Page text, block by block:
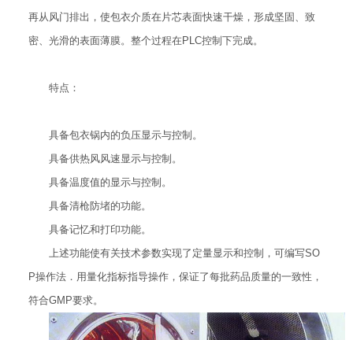
再从风门排出，使包衣介质在片芯表面快速干燥，形成坚固、致
密、光滑的表面薄膜。整个过程在PLC控制下完成。
特点：
具备包衣锅内的负压显示与控制。
具备供热风风速显示与控制。
具备温度值的显示与控制。
具备清枪防堵的功能。
具备记忆和打印功能。
上述功能使有关技术参数实现了定量显示和控制，可编写SO
P操作法．用量化指标指导操作，保证了每批药品质量的一致性，
符合GMP要求。